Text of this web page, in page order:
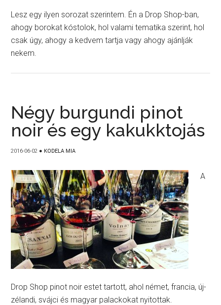
Lesz egy ilyen sorozat szerintem. Én a Drop Shop-ban,
ahogy borokat kóstolok, hol valami tematika szerint, hol
csak úgy, ahogy a kedvem tartja vagy ahogy ajánlják
nekem.
Négy burgundi pinot
noir és egy kakukktojás
2016-06-02 ● KODELA MIA
A
Drop Shop pinot noir estet tartott, ahol német, francia, új-
zélandi, svájci és magyar palackokat nyitottak.